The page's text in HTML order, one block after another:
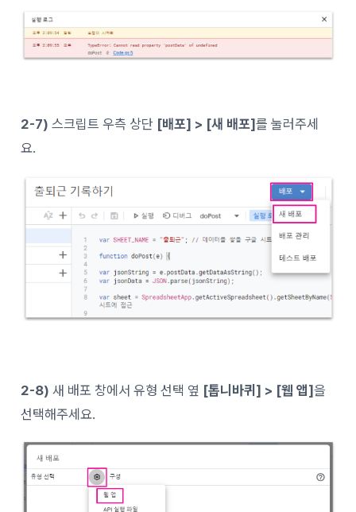
2-7) 스크립트 우측 상단 [배포] > [새 배포]를 눌러주세
요.
2-8) 새 배포 창에서 유형 선택 옆 [톱니바퀴] > [웹 앱]을
선택해주세요.